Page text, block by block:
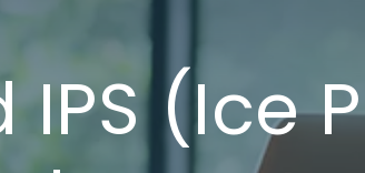
IPS (Ice